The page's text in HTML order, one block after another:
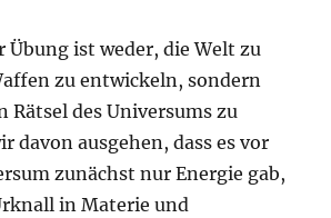
Übung ist weder, die Welt zu
zu entwickeln, sondern
Rätsel des Universums zu
davon ausgehen, dass es vor
zunächst nur Energie gab,
in Materie und